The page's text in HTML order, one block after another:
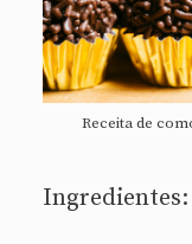
Receita de
Ingredientes: